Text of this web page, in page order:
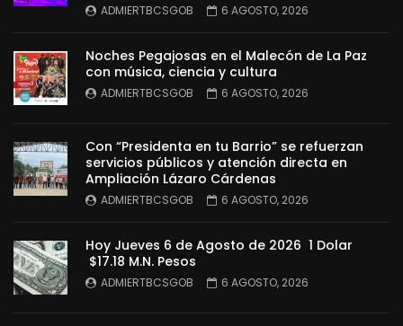
ADMIERTBCSGOB 6 AGOSTO, 2026
Noches Pegajosas en el Malecón de La Paz
con música, ciencia y cultura
ADMIERTBCSGOB 6 AGOSTO, 2026
Con “Presidenta en tu Barrio” se refuerzan
servicios públicos y atención directa en
Ampliación Lázaro Cárdenas
ADMIERTBCSGOB 6 AGOSTO, 2026
Hoy Jueves 6 de Agosto de 2026 1 Dolar
$17.18 M.N. Pesos
ADMIERTBCSGOB 6 AGOSTO, 2026